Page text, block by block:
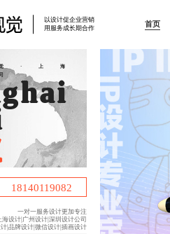
以设计促企业营销
用服务成长期合作
首页
·上海
18140119082
一对一服务设计更加专注
上海设计|广州设计|深圳设计公司
|品牌设计|微信设计|插画设计